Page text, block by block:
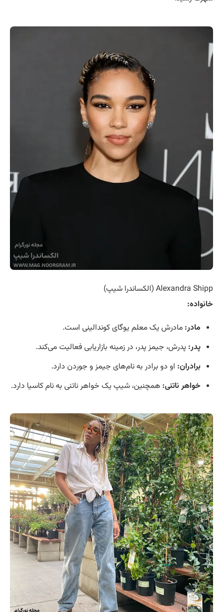
Alexandra Shipp (الکساندرا شیپ)
خانواده:
مادر: مادرش یک معلم یوگای کوندالینی است.
پدر: پدرش، جیمز پدر، در زمینه بازاریابی فعالیت می‌کند.
برادران: او دو برادر به نام‌های جیمز و جوردن دارد.
خواهر ناتنی: همچنین، شیپ یک خواهر ناتنی به نام کاسیا دارد.